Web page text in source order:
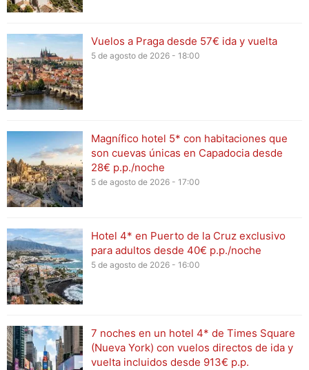
Vuelos a Praga desde 57€ ida y vuelta
5 de agosto de 2026 - 18:00
Magnífico hotel 5* con habitaciones que
son cuevas únicas en Capadocia desde
28€ p.p./noche
5 de agosto de 2026 - 17:00
Hotel 4* en Puerto de la Cruz exclusivo
para adultos desde 40€ p.p./noche
5 de agosto de 2026 - 16:00
7 noches en un hotel 4* de Times Square
(Nueva York) con vuelos directos de ida y
vuelta incluidos desde 913€ p.p.